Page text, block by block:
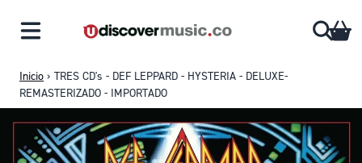
Inicio › TRES CD's - DEF LEPPARD - HYSTERIA - DELUXE-
REMASTERIZADO - IMPORTADO